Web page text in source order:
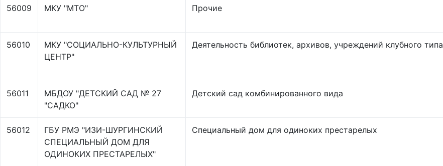
56009 МКУ "МТО" Прочие
56010
МКУ "СОЦИАЛЬНО-КУЛЬТУРНЫЙ
ЦЕНТР"
Деятельность библиотек, архивов, учреждений клубного типа
56011
МБДОУ "ДЕТСКИЙ САД № 27
"САДКО"
Детский сад комбинированного вида
56012
ГБУ РМЭ "ИЗИ-ШУРГИНСКИЙ
СПЕЦИАЛЬНЫЙ ДОМ ДЛЯ
ОДИНОКИХ ПРЕСТАРЕЛЫХ"
Специальный дом для одиноких престарелых